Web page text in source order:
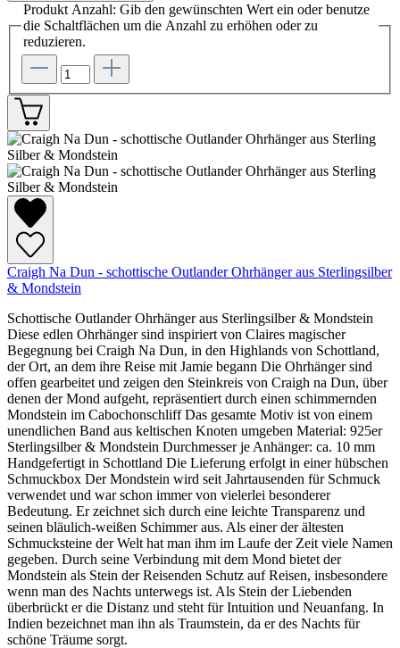
Produkt Anzahl: Gib den gewünschten Wert ein oder benutze
die Schaltflächen um die Anzahl zu erhöhen oder zu
reduzieren.
Craigh Na Dun - schottische Outlander Ohrhänger aus Sterlingsilber
& Mondstein
Schottische Outlander Ohrhänger aus Sterlingsilber & Mondstein
Diese edlen Ohrhänger sind inspiriert von Claires magischer
Begegnung bei Craigh Na Dun, in den Highlands von Schottland,
der Ort, an dem ihre Reise mit Jamie begann Die Ohrhänger sind
offen gearbeitet und zeigen den Steinkreis von Craigh na Dun, über
denen der Mond aufgeht, repräsentiert durch einen schimmernden
Mondstein im Cabochonschliff Das gesamte Motiv ist von einem
unendlichen Band aus keltischen Knoten umgeben Material: 925er
Sterlingsilber & Mondstein Durchmesser je Anhänger: ca. 10 mm
Handgefertigt in Schottland Die Lieferung erfolgt in einer hübschen
Schmuckbox Der Mondstein wird seit Jahrtausenden für Schmuck
verwendet und war schon immer von vielerlei besonderer
Bedeutung. Er zeichnet sich durch eine leichte Transparenz und
seinen bläulich-weißen Schimmer aus. Als einer der ältesten
Schmucksteine der Welt hat man ihm im Laufe der Zeit viele Namen
gegeben. Durch seine Verbindung mit dem Mond bietet der
Mondstein als Stein der Reisenden Schutz auf Reisen, insbesondere
wenn man des Nachts unterwegs ist. Als Stein der Liebenden
überbrückt er die Distanz und steht für Intuition und Neuanfang. In
Indien bezeichnet man ihn als Traumstein, da er des Nachts für
schöne Träume sorgt.